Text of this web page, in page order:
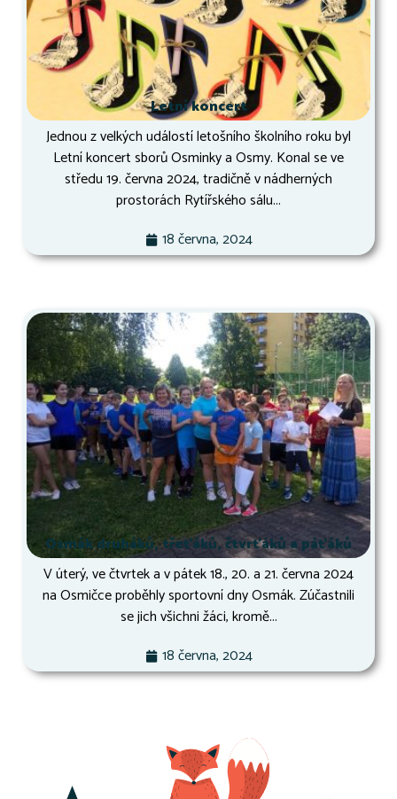
Letní koncert
Jednou z velkých událostí letošního školního roku byl
Letní koncert sborů Osminky a Osmy. Konal se ve
středu 19. června 2024, tradičně v nádherných
prostorách Rytířského sálu...
18 června, 2024
Osmák druháků, třeťáků, čtvrťáků a páťáků
V úterý, ve čtvrtek a v pátek 18., 20. a 21. června 2024
na Osmičce proběhly sportovní dny Osmák. Zúčastnili
se jich všichni žáci, kromě...
18 června, 2024